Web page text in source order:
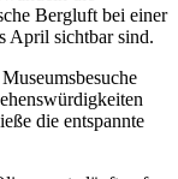
Bergluft bei einer
April sichtbar sind.
die entspannte